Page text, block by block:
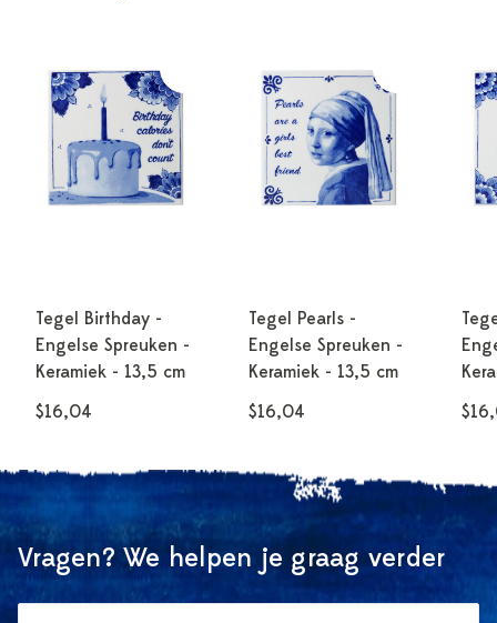
Tegel Birthday -
Engelse Spreuken -
Keramiek - 13,5 cm
$16,04
Tegel Pearls -
Engelse Spreuken -
Keramiek - 13,5 cm
$16,04
Vragen? We helpen je graag verder